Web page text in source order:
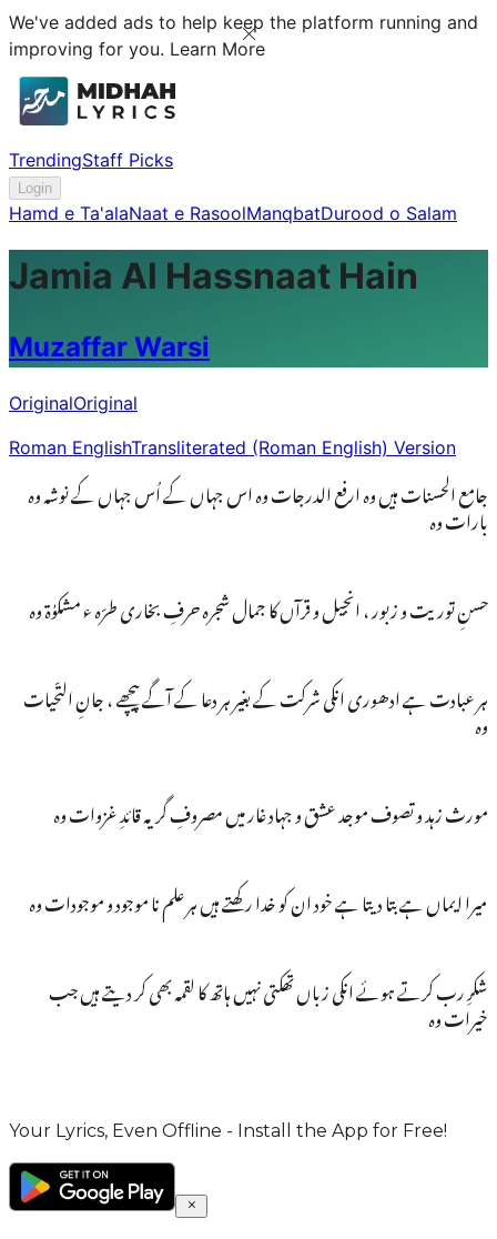
We've added ads to help keep the platform running and
improving for you. Learn More
TrendingStaff Picks
Login
Hamd e Ta'alaNaat e RasoolManqbatDurood o Salam
Jamia Al Hassnaat Hain
Muzaffar Warsi
OriginalOriginal
Roman EnglishTransliterated (Roman English) Version
جامع الحسنات ہیں وہ ارفع الدرجات وہ اس جہاں کے اُس جہاں کے نوشہ وہ
بارات وہ
حسنِ توریت و زبور ، انجیل و قرآں کا جمال شجرہ حرفِ بخاری طرّہ ء مشکوٰۃ وہ
ہر عبادت ہے ادھوری انکی شرکت کے بغیر ہر دعا کے آگے پیچھے ، جانِ التّحیات
وہ
مورث زہد و تصوف موجد عشق و جہاد غار میں مصروفِ گریہ قائدِ غزوات وہ
میرا ایماں ہے بتا دیتا ہے خود ان کو خدا رکھتے ہیں ہر علم نا موجود و موجودات وہ
شکرِ رب کرتے ہوئے انکی زباں تھکتی نہیں ہاتھ کا لقمہ بھی کر دیتے ہیں جب
خیرات وہ
Your Lyrics, Even Offline - Install the App for Free!